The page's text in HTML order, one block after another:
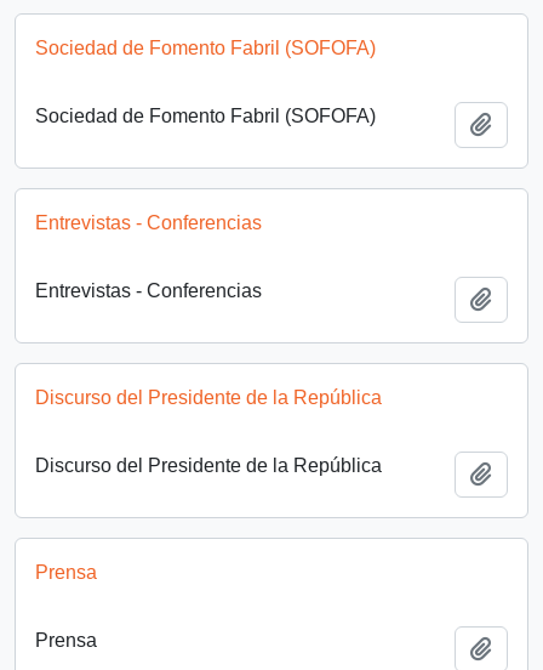
Sociedad de Fomento Fabril (SOFOFA)
Sociedad de Fomento Fabril (SOFOFA)
Entrevistas - Conferencias
Entrevistas - Conferencias
Discurso del Presidente de la República
Discurso del Presidente de la República
Prensa
Prensa